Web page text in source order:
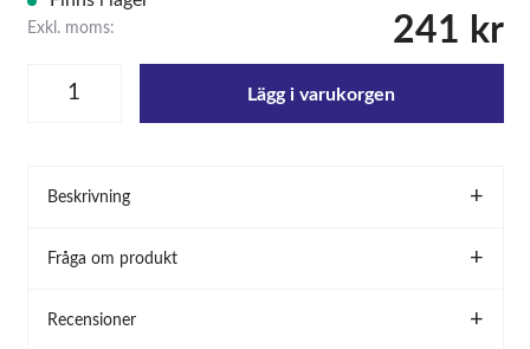
Exkl. moms: 241 kr
Lägg i varukorgen
Beskrivning
Fråga om produkt
Recensioner